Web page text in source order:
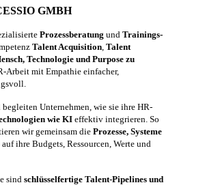
GMBH
Prozessberatung und Trainings-
Talent Acquisition Talent
Technologie und Purpose zu
Arbeit mit Empathie einfacher,
Unternehmen, wie sie ihre HR-
wie KI effektiv integrieren. So
wir gemeinsam die Prozesse, Systeme
auf ihre Budgets, Ressourcen, Werte und
sind schlüsselfertige Talent-Pipelines und